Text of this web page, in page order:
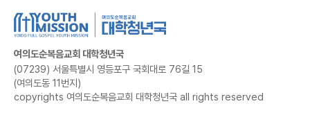
여의도순복음교회 대학청년국
(07239) 서울특별시 영등포구 국회대로 76길 15
(여의도동 11번지)
copyrights 여의도순복음교회 대학청년국 all rights reserved